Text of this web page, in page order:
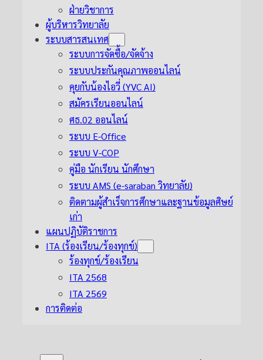
ฝ่ายวิชาการ
ผู้บริหารวิทยาลัย
ระบบสารสนเทศ
ระบบการจัดซื้อ/จัดจ้าง
ระบบประกันคุณภาพออนไลน์
คุยกับน้องไอวี่ (YVC AI)
สมัครเรียนออนไลน์
ศธ.02 ออนไลน์
ระบบ E-Office
ระบบ V-COP
คู่มือ นักเรียน นักศึกษา
ระบบ AMS (e-saraban วิทยาลัย)
ติดตามผู้สำเร็จการศึกษาและฐานข้อมูลศิษย์
เก่า
แผนปฏิบัติราชการ
ITA (ร้องเรียน/ร้องทุกข์)
ร้องทุกข์/ร้องเรียน
ITA 2568
ITA 2569
การติดต่อ